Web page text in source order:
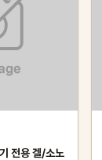
전용 겔/소노